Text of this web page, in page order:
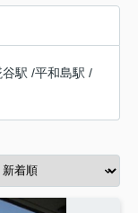
谷駅 /平和島駅 /